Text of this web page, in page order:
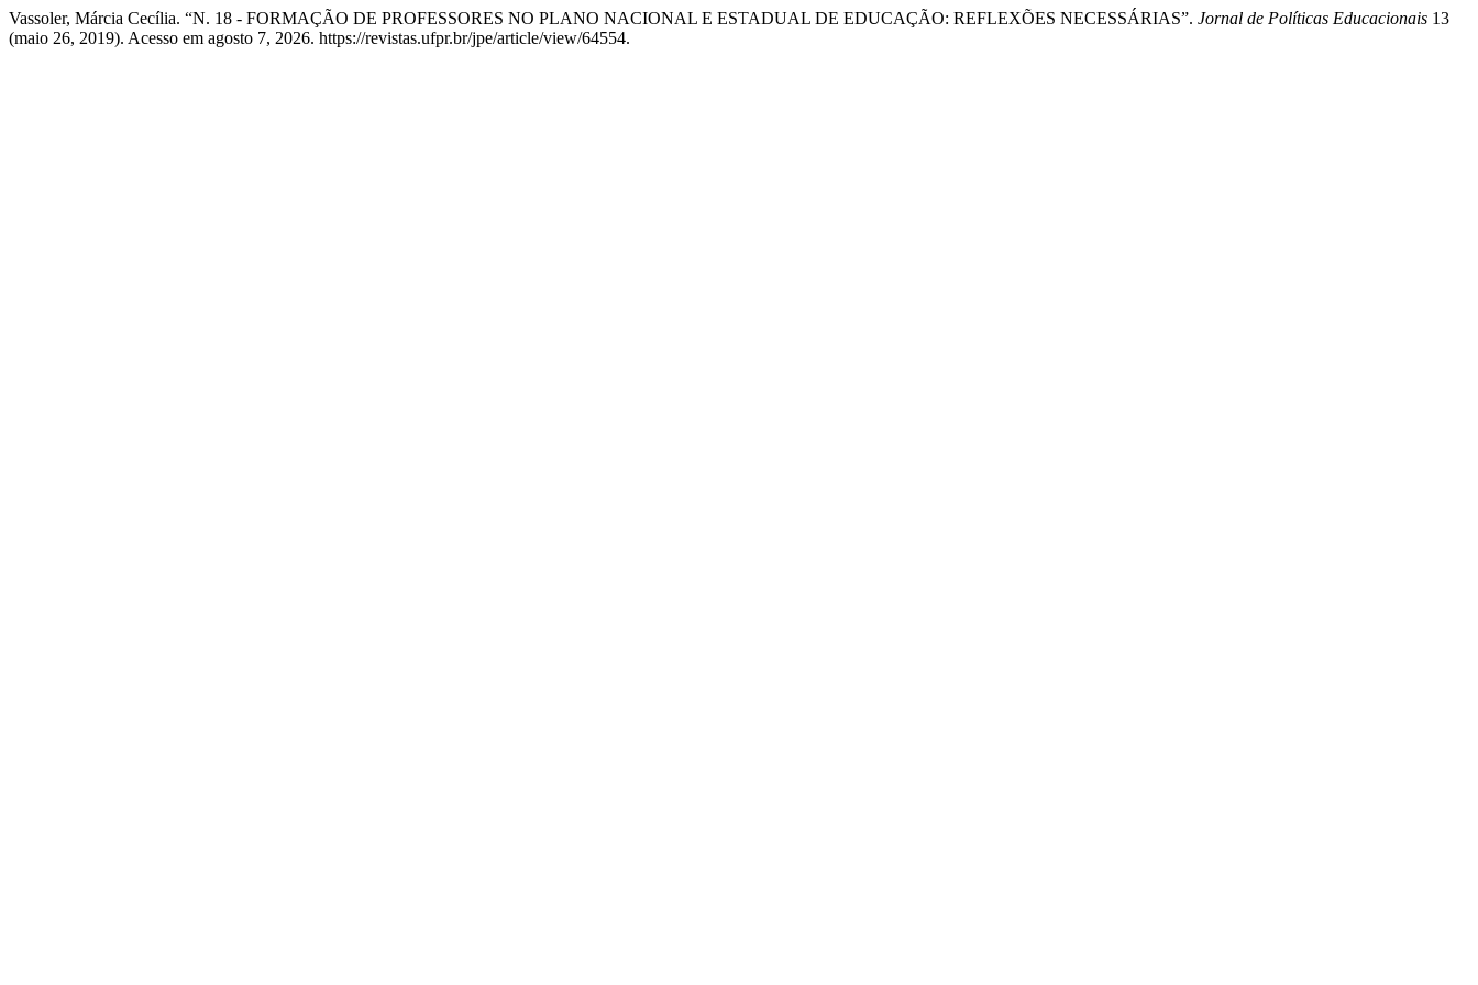
Vassoler, Márcia Cecília. “N. 18 - FORMAÇÃO DE PROFESSORES NO PLANO NACIONAL E ESTADUAL DE EDUCAÇÃO: REFLEXÕES NECESSÁRIAS”. Jornal de Políticas Educacionais 13
(maio 26, 2019). Acesso em agosto 7, 2026. https://revistas.ufpr.br/jpe/article/view/64554.